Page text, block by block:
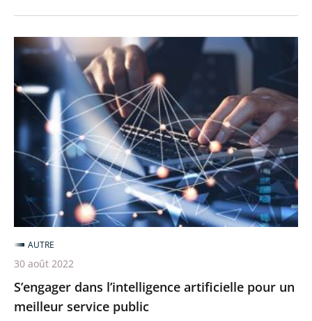
après
avant
S’engager
dans
l’intelligence
artificielle
pour
meilleur
service
public
S’engager dans l’intelligence artificielle pour un
meilleur service public
AUTRE
30 août 2022